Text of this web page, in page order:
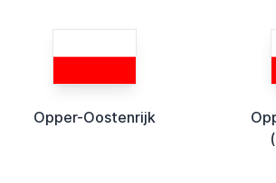
Opper-Oostenrijk